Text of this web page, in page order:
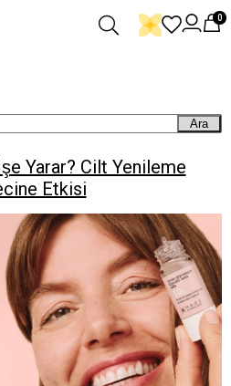
0
Ara
Yarar? Cilt Yenileme
Etkisi